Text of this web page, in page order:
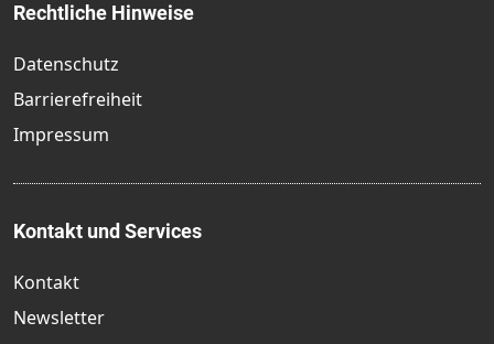
Rechtliche Hinweise
Datenschutz
Barrierefreiheit
Impressum
Kontakt und Services
Kontakt
Newsletter